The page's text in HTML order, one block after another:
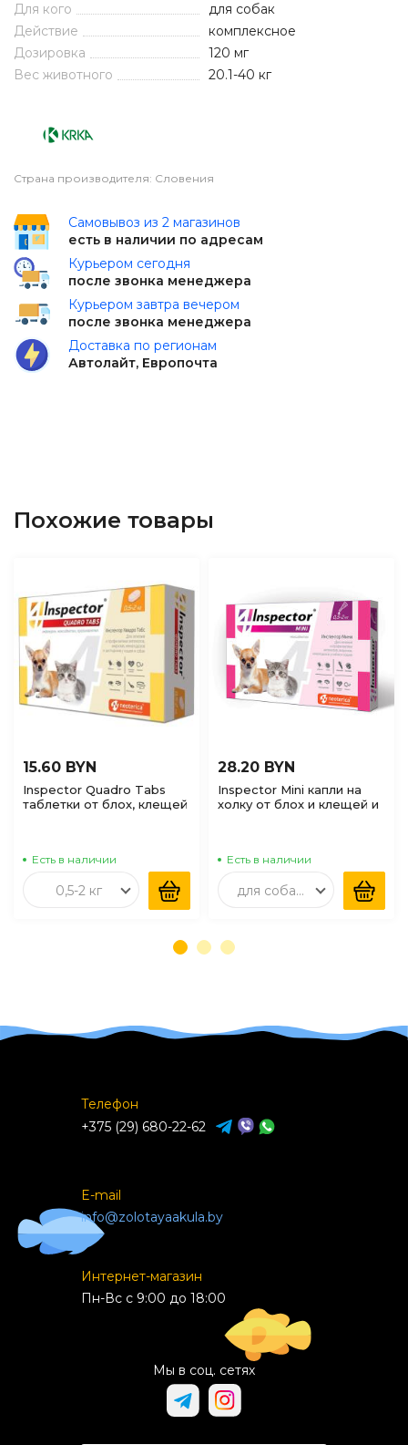
Для кого
для собак
Действие
комплексное
Дозировка
120 мг
Вес животного
20.1-40 кг
Страна производителя: Словения
Самовывоз из 2 магазинов
есть в наличии по адресам
Курьером сегодня
после звонка менеджера
Курьером завтра вечером
после звонка менеджера
Доставка по регионам
Автолайт, Европочта
Похожие товары
15.60 BYN
Inspector Quadro Tabs
таблетки от блох, клещей
Есть в наличии
0,5-2 кг
28.20 BYN
Inspector Mini капли на
холку от блох и клещей и
Есть в наличии
для собак и кошек от 0,5 до 2кг
Телефон
+375 (29) 680-22-62
E-mail
info@zolotayaakula.by
Интернет-магазин
Пн-Вс с 9:00 до 18:00
Мы в соц. сетях